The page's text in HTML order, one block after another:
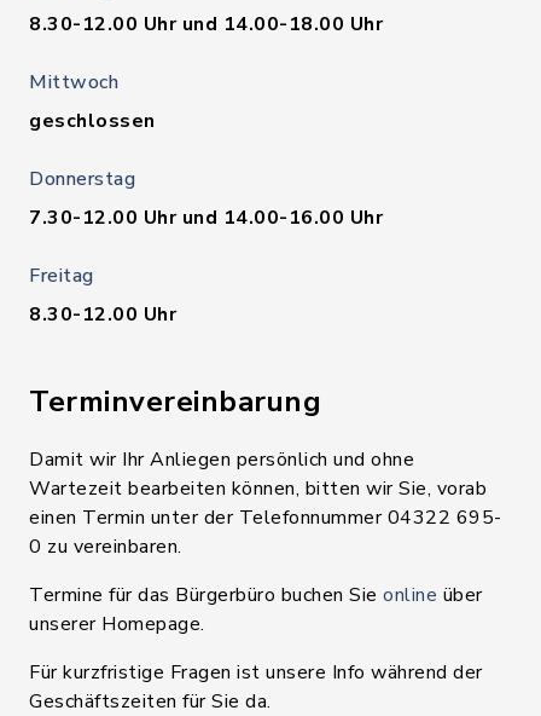
8.30-12.00 Uhr und 14.00-18.00 Uhr
Mittwoch
geschlossen
Donnerstag
7.30-12.00 Uhr und 14.00-16.00 Uhr
Freitag
8.30-12.00 Uhr
Terminvereinbarung
Damit wir Ihr Anliegen persönlich und ohne
Wartezeit bearbeiten können, bitten wir Sie, vorab
einen Termin unter der Telefonnummer 04322 695-
0 zu vereinbaren.
Termine für das Bürgerbüro buchen Sie online über
unserer Homepage.
Für kurzfristige Fragen ist unsere Info während der
Geschäftszeiten für Sie da.